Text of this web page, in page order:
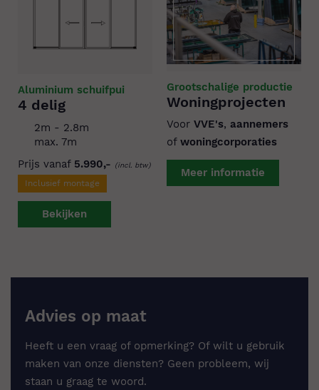
Aluminium schuifpui
4 delig
2m - 2.8m
max. 7m
Prijs vanaf 5.990,- (incl. btw)
Inclusief montage
Bekijken
Grootschalige productie
Woningprojecten
Voor VVE's, aannemers
of woningcorporaties
Meer informatie
Advies op maat
Heeft u een vraag of opmerking? Of wilt u gebruik
maken van onze diensten? Geen probleem, wij
staan u graag te woord.